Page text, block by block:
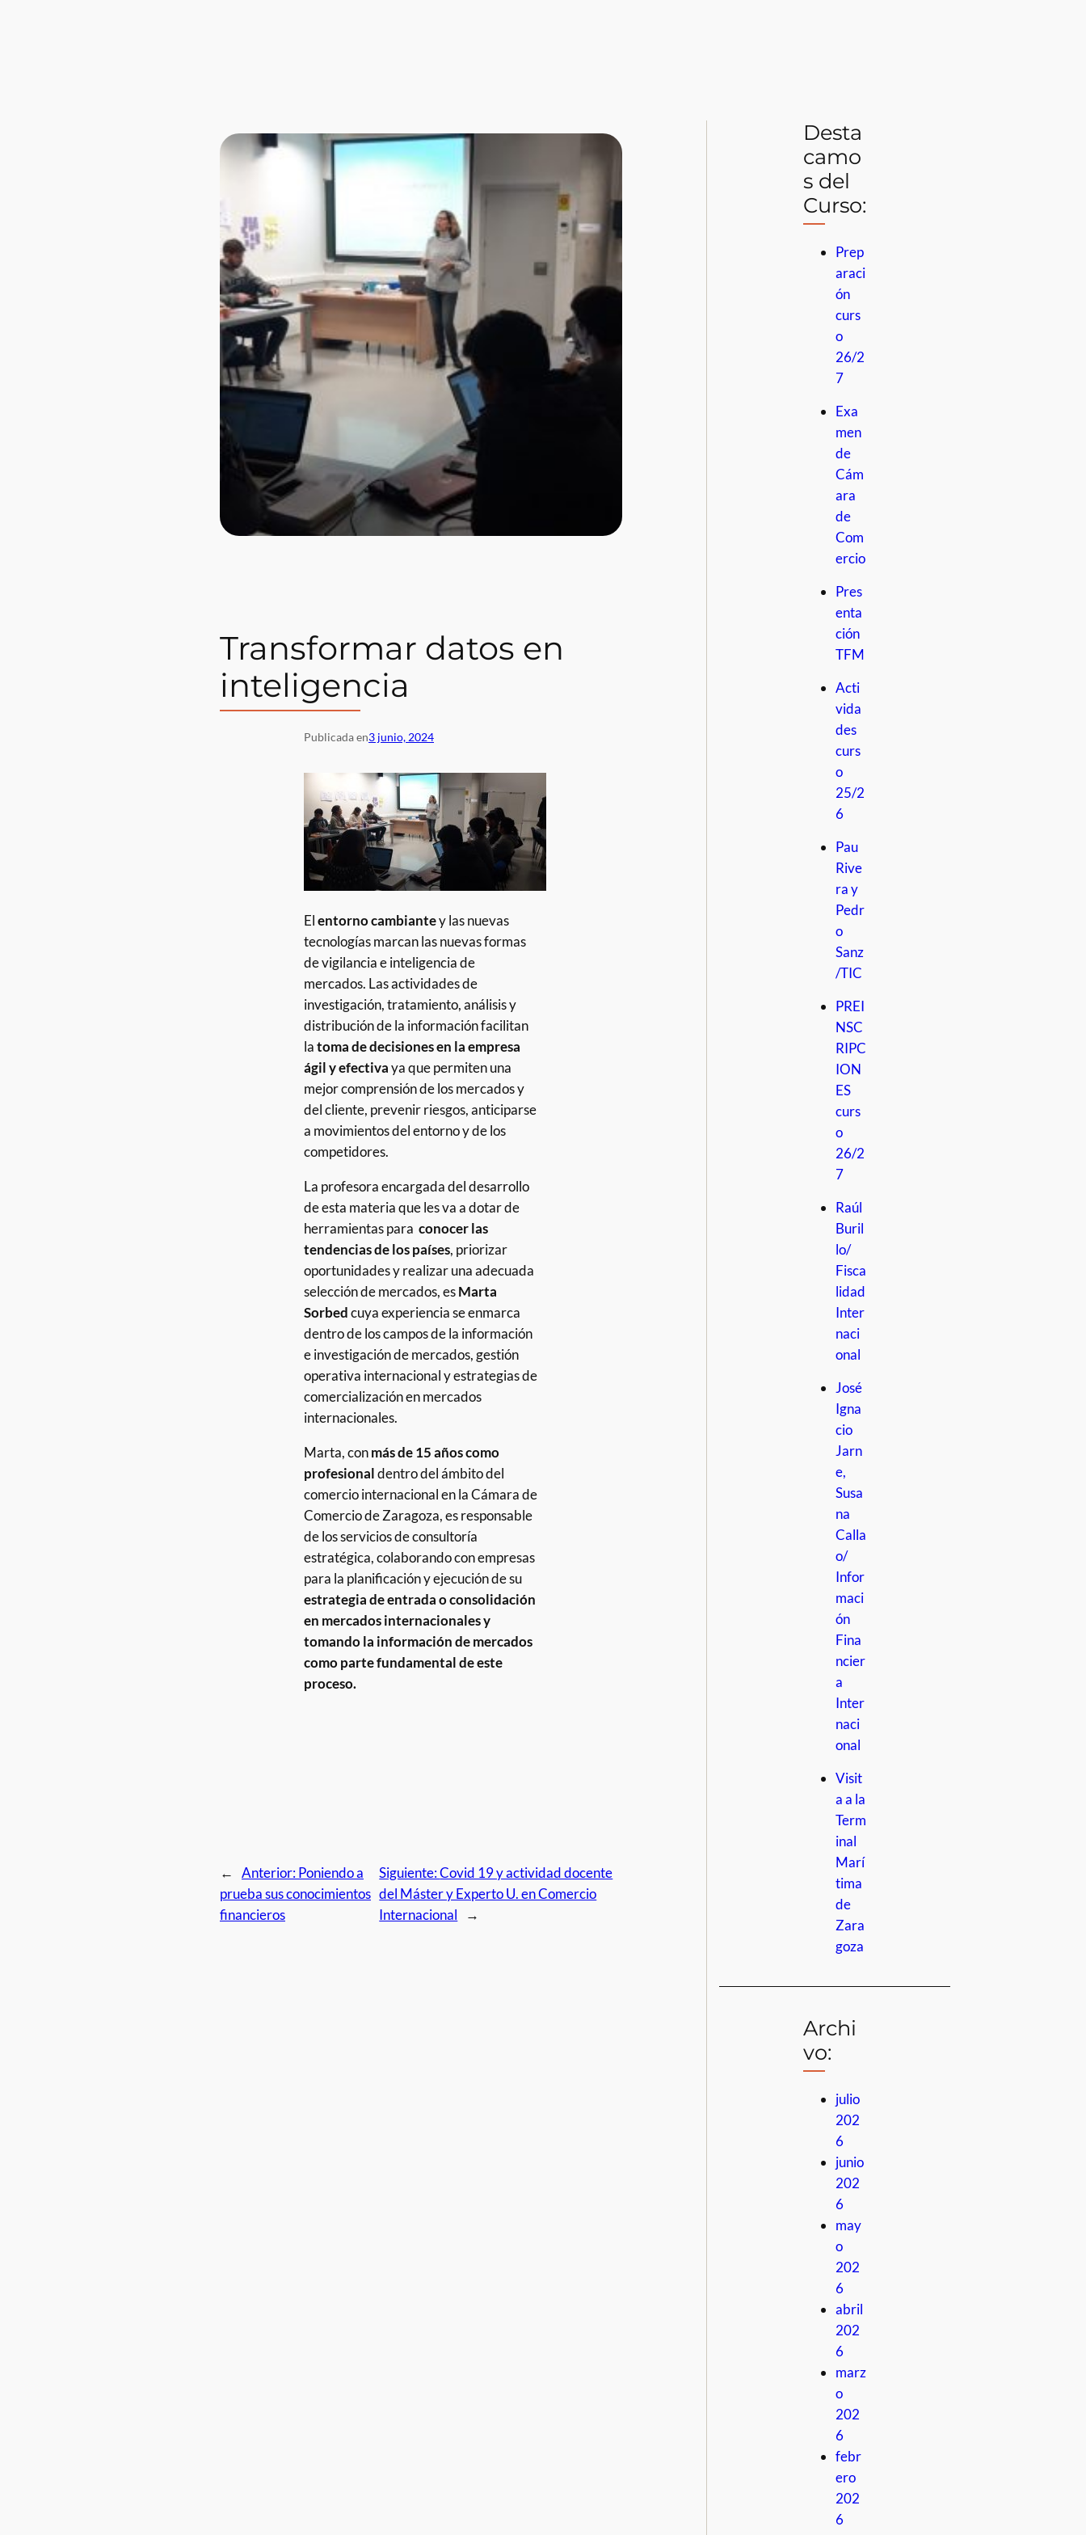
Transformar datos en
inteligencia
Publicada en3 junio, 2024
Elentorno cambiantey las nuevas
tecnologías marcan las nuevas formas
de vigilancia e inteligencia de
mercados. Las actividades de
investigación, tratamiento, análisis y
distribución de la información facilitan
latoma de decisiones en la empresa
ágil y efectivaya que permiten una
mejor comprensión de los mercados y
del cliente, prevenir riesgos, anticiparse
a movimientos del entorno y de los
competidores.
La profesora encargada del desarrollo
de esta materia que les va a dotar de
herramientas para conocer las
tendencias de los países, priorizar
oportunidades y realizar una adecuada
selección de mercados, esMarta
Sorbedcuya experiencia se enmarca
dentro de los campos de la información
e investigación de mercados, gestión
operativa internacional y estrategias de
comercialización en mercados
internacionales.
Marta, conmás de 15 años como
profesionaldentro del ámbito del
comercio internacional en la Cámara de
Comercio de Zaragoza, es responsable
de los servicios de consultoría
estratégica, colaborando con empresas
para la planificación y ejecución de su
estrategia de entrada o consolidación
en mercados internacionales y
tomando la información de mercados
como parte fundamental de este
proceso.
← Anterior:Poniendo a
prueba sus conocimientos
financieros
Siguiente:Covid 19 y actividad docente
del Máster y Experto U. en Comercio
Internacional
→
Desta
camo
s del
Curso:
Prep
araci
ón
curs
o
26/2
7
Exa
men
de
Cám
ara
de
Com
ercio
Pres
enta
ción
TFM
Acti
vida
des
curs
o
25/2
6
Pau
Rive
ra y
Pedr
o
Sanz
/TIC
PREI
NSC
RIPC
ION
ES
curs
o
26/2
7
Raúl
Buril
lo/
Fisca
lidad
Inter
naci
onal
José
Igna
cio
Jarn
e,
Susa
na
Calla
o/
Infor
maci
ón
Fina
ncier
a
Inter
naci
onal
Visit
a a la
Term
inal
Marí
tima
de
Zara
goza
Archi
vo:
julio
202
6
junio
202
6
may
o
202
6
abril
202
6
marz
o
202
6
febr
ero
202
6